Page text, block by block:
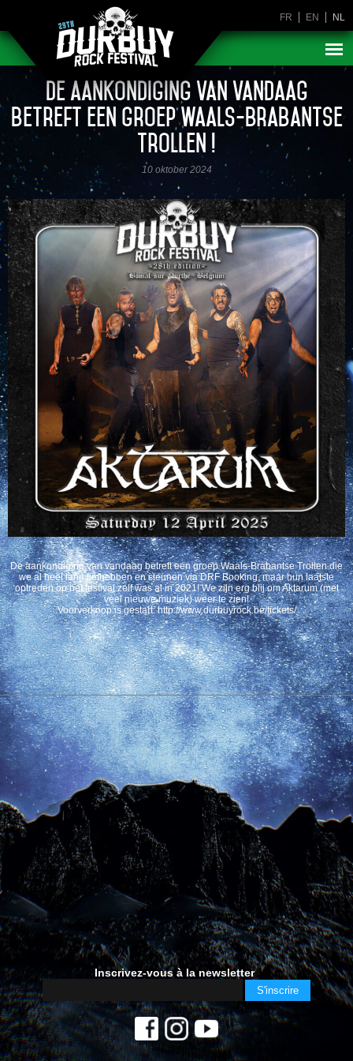
FR EN NL
De aankondiging van vandaag
betreft een groep Waals-Brabantse
Trollen !
10 oktober 2024
De aankondiging van vandaag betreft een groep Waals-Brabantse Trollen die
we al heel lang liefhebben en steunen via DRF Booking, maar hun laatste
optreden op het festival zelf was al in 2021! We zijn erg blij om Aktarum (met
veel nieuwe muziek) weer te zien!
Voorverkoop is gestart: http://www.durbuyrock.be/tickets/
Inscrivez-vous à la newsletter